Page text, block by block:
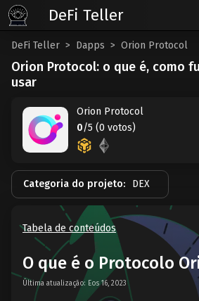
DeFi Teller Dapps Orion Protocol
Orion Protocol: o que é, como
usar
Orion Protocol
0/5 (0 votos)
Categoria do projeto: DEX
Tabela de conteúdos
O que é o Protocolo
Última atualização: Eos 16, 2023
DeFi Teller